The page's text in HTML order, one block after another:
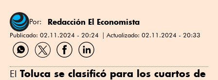
Por: Redacción El Economista
Publicado: 02.11.2024 - 20:24 Actualizado: 02.11.2024 - 20:33
Compartir
por
Compartir
por
Compartir
por
Compartir
por
El Toluca se clasificó para los cuartos de